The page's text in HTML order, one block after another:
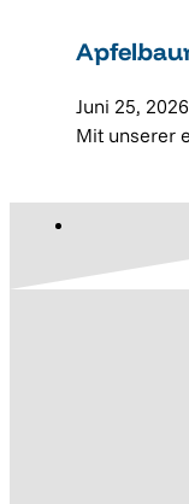
Juni 25, 2026
Mit unserer